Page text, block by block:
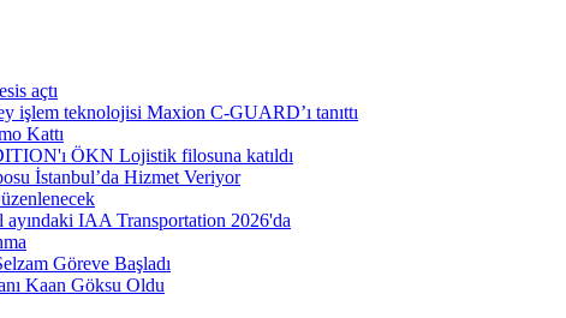
açtı
işlem teknolojisi Maxion C-GUARD’ı tanıttı
Kattı
ÖKN Lojistik filosuna katıldı
İstanbul’da Hizmet Veriyor
IAA Transportation 2026'da
Göreve Başladı
Kaan Göksu Oldu